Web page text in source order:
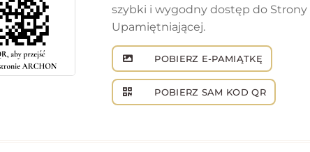
szybki i wygodny dostęp do Strony
Upamiętniającej.
POBIERZ E-PAMIĄTKĘ
POBIERZ SAM KOD QR